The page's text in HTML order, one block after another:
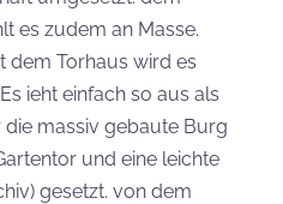
es zudem an Masse.
dem Torhaus wird es
ieht einfach so aus als
die massiv gebaute Burg
und eine leichte
gesetzt. von dem